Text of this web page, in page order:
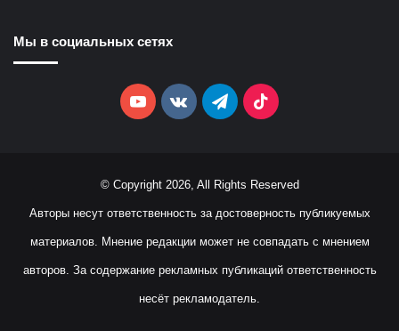
Мы в социальных сетях
YouTubevk.comTelegramTikTok
© Copyright 2026, All Rights Reserved
Авторы несут ответственность за достоверность публикуемых
материалов. Мнение редакции может не совпадать с мнением
авторов. За содержание рекламных публикаций ответственность
несёт рекламодатель.